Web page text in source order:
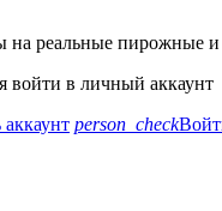
на реальные пирожные и
войти в личный аккаунт
аккаунт person_check